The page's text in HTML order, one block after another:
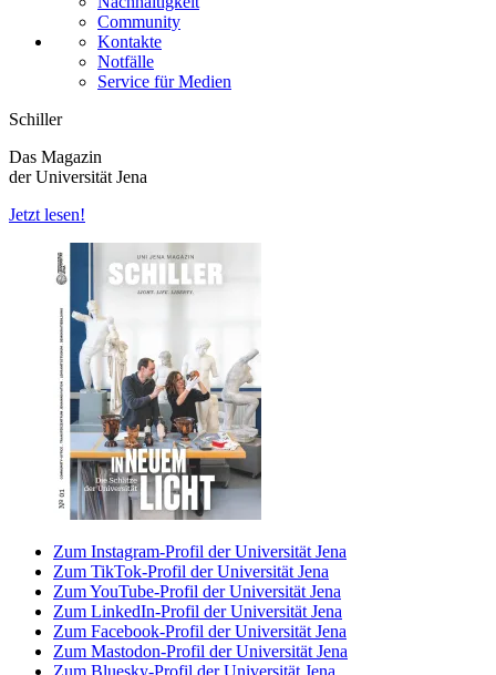
Community
Kontakte
Notfälle
Service für Medien
Schiller
Das Magazin
der Universität Jena
Jetzt lesen!
Zum Instagram-Profil der Universität Jena
Zum TikTok-Profil der Universität Jena
Zum YouTube-Profil der Universität Jena
Zum LinkedIn-Profil der Universität Jena
Zum Facebook-Profil der Universität Jena
Zum Mastodon-Profil der Universität Jena
Zum Bluesky-Profil der Universität Jena